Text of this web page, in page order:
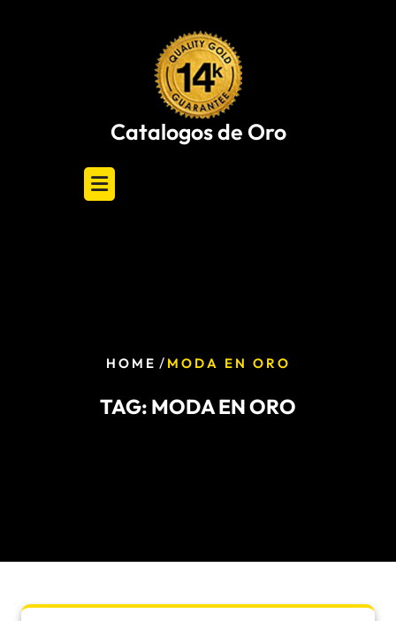
Catalogos de Oro
HOME / MODA EN ORO
TAG: MODA EN ORO